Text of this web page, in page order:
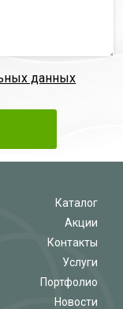
данных
Каталог
Акции
Контакты
Услуги
Портфолио
Новости